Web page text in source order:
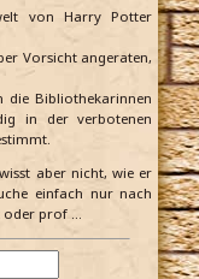
von Harry Potter
Vorsicht angeraten,
die Bibliothekarinnen
in der verbotenen
aber nicht, wie er
einfach nur nach
oder prof …